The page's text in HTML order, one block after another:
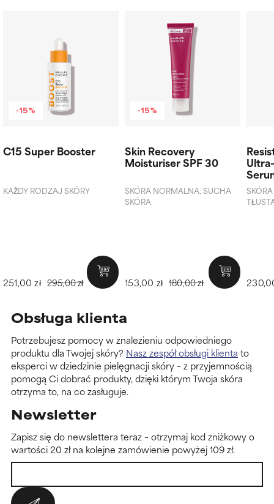
-15%
C15 Super Booster
KAŻDY RODZAJ SKÓRY
295,00 zł
251,00 zł
-15%
Skin Recovery
Moisturiser SPF 30
SKÓRA NORMALNA, SUCHA
SKÓRA
180,00 zł
153,00 zł
Obsługa klienta
Potrzebujesz pomocy w znalezieniu odpowiedniego
produktu dla Twojej skóry? Nasz zespół obsługi klienta to
eksperci w dziedzinie pielęgnacji skóry – z przyjemnością
pomogą Ci dobrać produkty, dzięki którym Twoja skóra
otrzyma to, na co zasługuje.
Newsletter
Zapisz się do newslettera teraz – otrzymaj kod zniżkowy o
wartości 20 zł na kolejne zamówienie powyżej 109 zł.